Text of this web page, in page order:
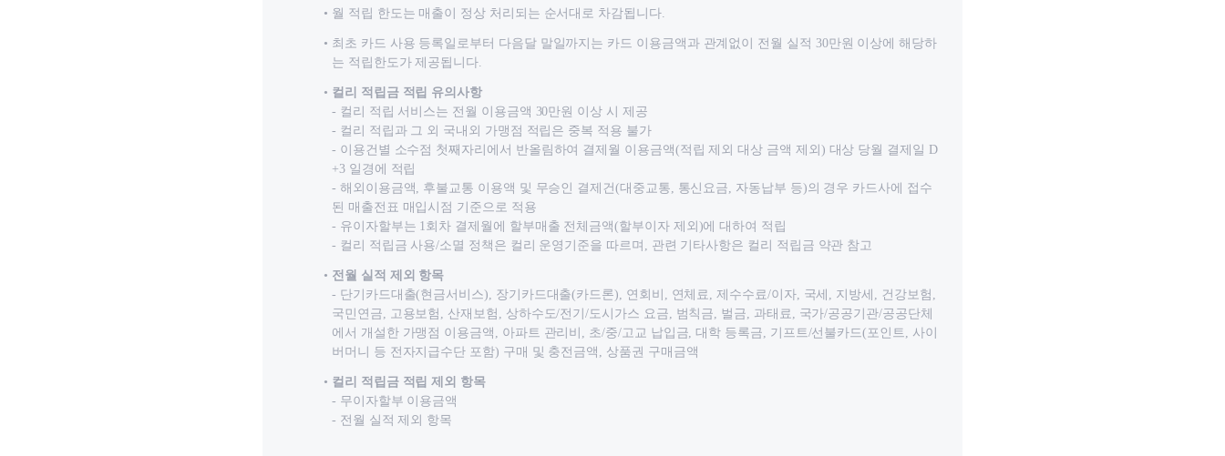
월 적립 한도는 매출이 정상 처리되는 순서대로 차감됩니다.
최초 카드 사용 등록일로부터 다음달 말일까지는 카드 이용금액과 관계없이 전월 실적 30만원 이상에 해당하
는 적립한도가 제공됩니다.
컬리 적립금 적립 유의사항
- 컬리 적립 서비스는 전월 이용금액 30만원 이상 시 제공
- 컬리 적립과 그 외 국내외 가맹점 적립은 중복 적용 불가
- 이용건별 소수점 첫째자리에서 반올림하여 결제월 이용금액(적립 제외 대상 금액 제외) 대상 당월 결제일 D
+3 일경에 적립
- 해외이용금액, 후불교통 이용액 및 무승인 결제건(대중교통, 통신요금, 자동납부 등)의 경우 카드사에 접수
된 매출전표 매입시점 기준으로 적용
- 유이자할부는 1회차 결제월에 할부매출 전체금액(할부이자 제외)에 대하여 적립
- 컬리 적립금 사용/소멸 정책은 컬리 운영기준을 따르며, 관련 기타사항은 컬리 적립금 약관 참고
전월 실적 제외 항목
- 단기카드대출(현금서비스), 장기카드대출(카드론), 연회비, 연체료, 제수수료/이자, 국세, 지방세, 건강보험,
국민연금, 고용보험, 산재보험, 상하수도/전기/도시가스 요금, 범칙금, 벌금, 과태료, 국가/공공기관/공공단체
에서 개설한 가맹점 이용금액, 아파트 관리비, 초/중/고교 납입금, 대학 등록금, 기프트/선불카드(포인트, 사이
버머니 등 전자지급수단 포함) 구매 및 충전금액, 상품권 구매금액
컬리 적립금 적립 제외 항목
- 무이자할부 이용금액
- 전월 실적 제외 항목